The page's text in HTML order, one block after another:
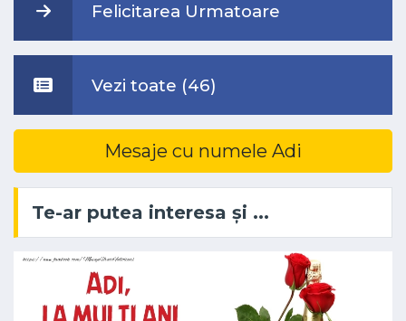
Felicitarea Urmatoare
Vezi toate (46)
Mesaje cu numele Adi
Te-ar putea interesa și ...